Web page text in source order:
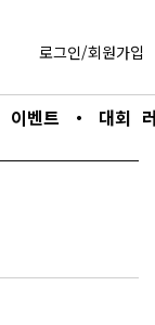
이벤트 ・ 대회
로그인/회원가입